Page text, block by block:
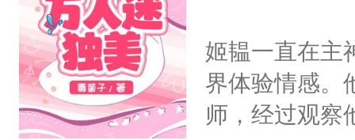
姬韫一直在主
界体验情感。
师，经过观察